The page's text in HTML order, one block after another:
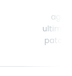
ultimi
patch